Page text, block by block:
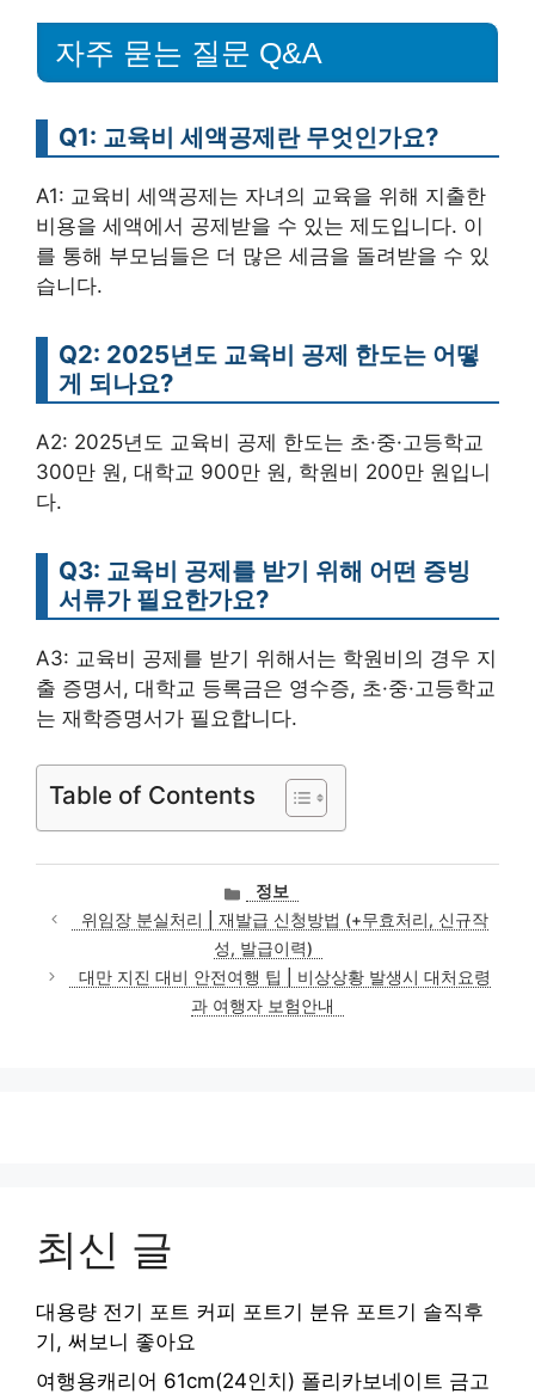
자주 묻는 질문 Q&A
Q1: 교육비 세액공제란 무엇인가요?
A1: 교육비 세액공제는 자녀의 교육을 위해 지출한
비용을 세액에서 공제받을 수 있는 제도입니다. 이
를 통해 부모님들은 더 많은 세금을 돌려받을 수 있
습니다.
Q2: 2025년도 교육비 공제 한도는 어떻
게 되나요?
A2: 2025년도 교육비 공제 한도는 초·중·고등학교
300만 원, 대학교 900만 원, 학원비 200만 원입니
다.
Q3: 교육비 공제를 받기 위해 어떤 증빙
서류가 필요한가요?
A3: 교육비 공제를 받기 위해서는 학원비의 경우 지
출 증명서, 대학교 등록금은 영수증, 초·중·고등학교
는 재학증명서가 필요합니다.
Table of Contents
카
테
고
리
정보
위임장 분실처리 | 재발급 신청방법 (+무효처리, 신규작
성, 발급이력)
대만 지진 대비 안전여행 팁 | 비상상황 발생시 대처요령
과 여행자 보험안내
최신 글
대용량 전기 포트 커피 포트기 분유 포트기 솔직후
기, 써보니 좋아요
여행용캐리어 61cm(24인치) 폴리카보네이트 금고